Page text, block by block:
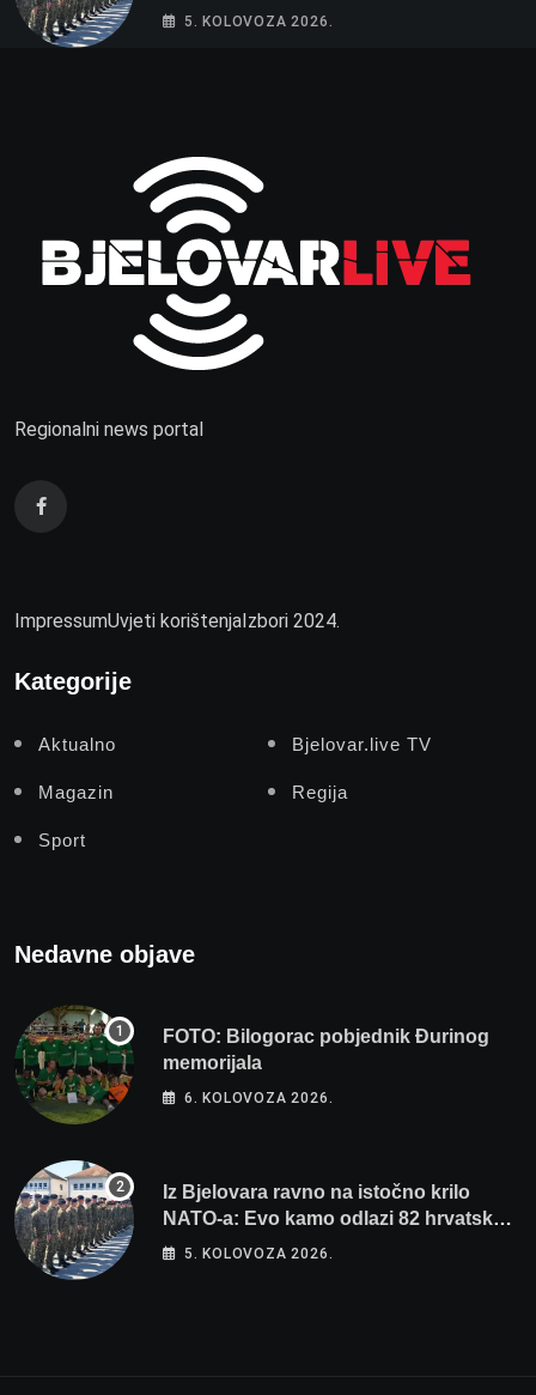
vojnika i 6 vojnikinja
5. KOLOVOZA 2026.
Regionalni news portal
ImpressumUvjeti korištenjaIzbori 2024.
Kategorije
Aktualno Bjelovar.live TV
Magazin Regija
Sport
Nedavne objave
FOTO: Bilogorac pobjednik Đurinog
memorijala
6. KOLOVOZA 2026.
Iz Bjelovara ravno na istočno krilo
NATO-a: Evo kamo odlazi 82 hrvatska
vojnika i 6 vojnikinja
5. KOLOVOZA 2026.